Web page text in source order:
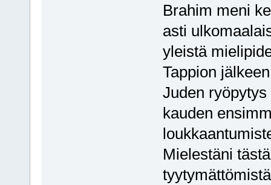
Brahim meni
asti
yleistä
Tappion
Juden
kauden
Mielestäni